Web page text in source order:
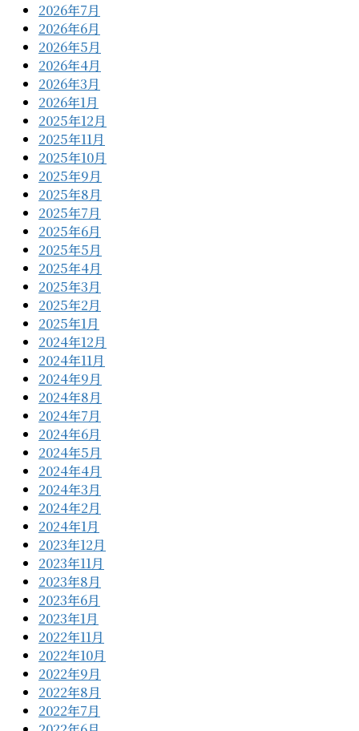
2026年7月
2026年6月
2026年5月
2026年4月
2026年3月
2026年1月
2025年12月
2025年11月
2025年10月
2025年9月
2025年8月
2025年7月
2025年6月
2025年5月
2025年4月
2025年3月
2025年2月
2025年1月
2024年12月
2024年11月
2024年9月
2024年8月
2024年7月
2024年6月
2024年5月
2024年4月
2024年3月
2024年2月
2024年1月
2023年12月
2023年11月
2023年8月
2023年6月
2023年1月
2022年11月
2022年10月
2022年9月
2022年8月
2022年7月